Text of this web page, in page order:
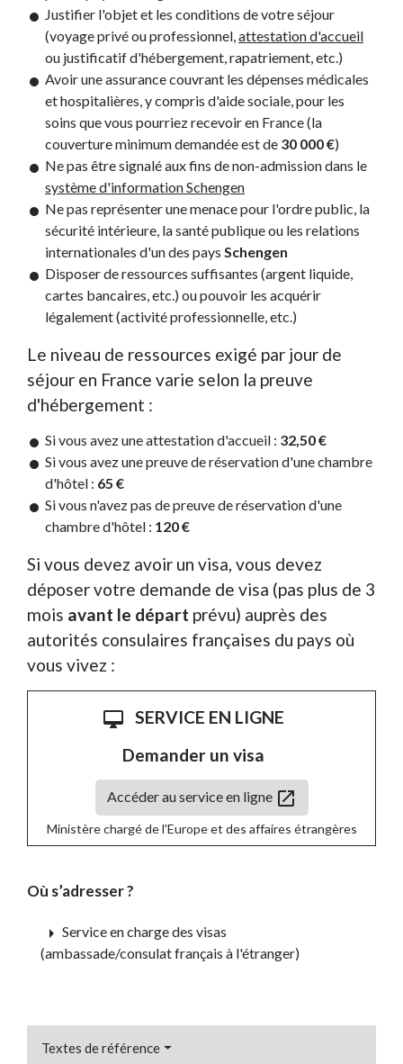
Justifier l'objet et les conditions de votre séjour
(voyage privé ou professionnel, attestation d'accueil
ou justificatif d'hébergement, rapatriement, etc.)
Avoir une assurance couvrant les dépenses médicales
et hospitalières, y compris d'aide sociale, pour les
soins que vous pourriez recevoir en France (la
couverture minimum demandée est de 30 000 €)
Ne pas être signalé aux fins de non-admission dans le
système d'information Schengen
Ne pas représenter une menace pour l'ordre public, la
sécurité intérieure, la santé publique ou les relations
internationales d'un des pays Schengen
Disposer de ressources suffisantes (argent liquide,
cartes bancaires, etc.) ou pouvoir les acquérir
légalement (activité professionnelle, etc.)
Le niveau de ressources exigé par jour de
séjour en France varie selon la preuve
d'hébergement :
Si vous avez une attestation d'accueil : 32,50 €
Si vous avez une preuve de réservation d'une chambre
d'hôtel : 65 €
Si vous n'avez pas de preuve de réservation d'une
chambre d'hôtel : 120 €
Si vous devez avoir un visa, vous devez
déposer votre demande de visa (pas plus de 3
mois avant le départ prévu) auprès des
autorités consulaires françaises du pays où
vous vivez :
desktop_mac
SERVICE EN LIGNE
Demander un visa
Accéder au service en ligne open_in_new
Ministère chargé de l'Europe et des affaires étrangères
Où s’adresser ?
arrow_right Service en charge des visas
(ambassade/consulat français à l'étranger)
Textes de référence